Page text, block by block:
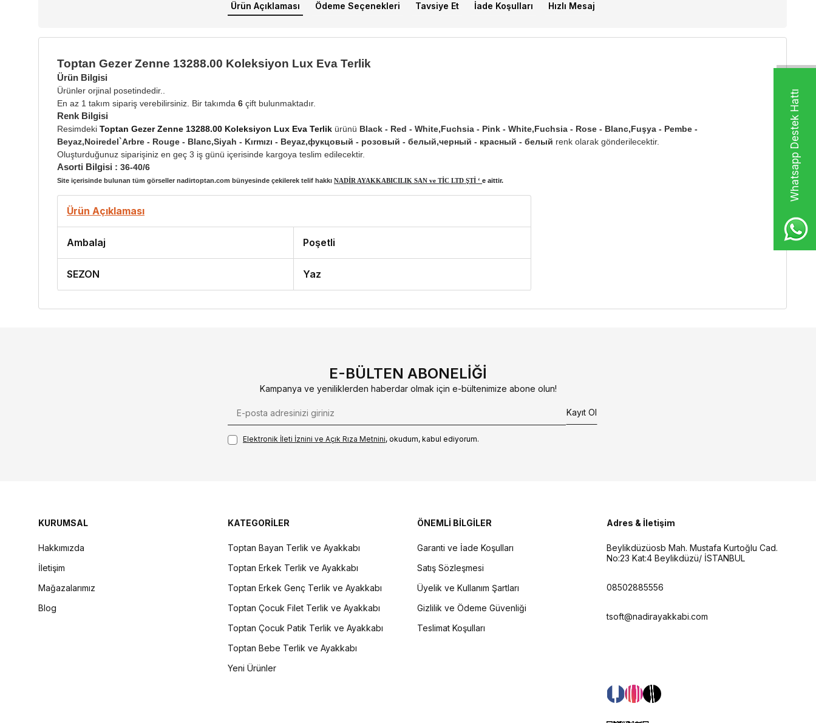
Whatsapp Destek Hattı
Ürün Açıklaması Ödeme Seçenekleri Tavsiye Et İade Koşulları Hızlı Mesaj
Toptan Gezer Zenne 13288.00 Koleksiyon Lux Eva Terlik
Ürün Bilgisi
Ürünler orjinal posetindedir..
En az 1 takım sipariş verebilirsiniz. Bir takımda 6 çift bulunmaktadır.
Renk Bilgisi
Resimdeki Toptan Gezer Zenne 13288.00 Koleksiyon Lux Eva Terlik ürünü Black - Red - White,Fuchsia - Pink - White,Fuchsia - Rose - Blanc,Fuşya - Pembe -
Beyaz,Noiredel`Arbre - Rouge - Blanc,Siyah - Kırmızı - Beyaz,фукцовый - розовый - белый,черный - красный - белый renk olarak gönderilecektir.
Oluşturduğunuz siparişiniz en geç 3 iş günü içerisinde kargoya teslim edilecektir.
Asorti Bilgisi : 36-40/6
Site içerisinde bulunan tüm görseller nadirtoptan.com bünyesinde çekilerek telif hakkı NADİR AYAKKABICILIK SAN ve TİC LTD ŞTİ ‘ e aittir.
Ürün Açıklaması
Ambalaj Poşetli
SEZON Yaz
E-BÜLTEN ABONELIĞI
Kampanya ve yeniliklerden haberdar olmak için e-bültenimize abone olun!
Kayıt Ol
Elektronik İleti İzni‌ni ve Açık Rıza Metni‌ni, okudum, kabul ediyorum.
KURUMSAL
Hakkımızda
İletişim
Mağazalarımız
Blog
KATEGORİLER
Toptan Bayan Terlik ve Ayakkabı
Toptan Erkek Terlik ve Ayakkabı
Toptan Erkek Genç Terlik ve Ayakkabı
Toptan Çocuk Filet Terlik ve Ayakkabı
Toptan Çocuk Patik Terlik ve Ayakkabı
Toptan Bebe Terlik ve Ayakkabı
Yeni Ürünler
ÖNEMLİ BİLGİLER
Garanti ve İade Koşulları
Satış Sözleşmesi
Üyelik ve Kullanım Şartları
Gizlilik ve Ödeme Güvenliği
Teslimat Koşulları
Adres & İletişim
Beylikdüzüosb Mah. Mustafa Kurtoğlu Cad.
No:23 Kat:4 Beylikdüzü/ İSTANBUL
08502885556
tsoft@nadirayakkabi.com